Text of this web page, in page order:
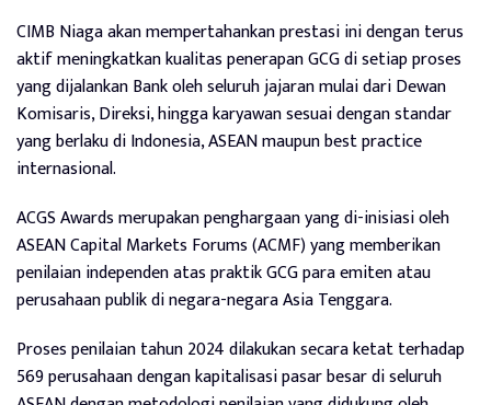
CIMB Niaga akan mempertahankan prestasi ini dengan terus
aktif meningkatkan kualitas penerapan GCG di setiap proses
yang dijalankan Bank oleh seluruh jajaran mulai dari Dewan
Komisaris, Direksi, hingga karyawan sesuai dengan standar
yang berlaku di Indonesia, ASEAN maupun best practice
internasional.
ACGS Awards merupakan penghargaan yang di-inisiasi oleh
ASEAN Capital Markets Forums (ACMF) yang memberikan
penilaian independen atas praktik GCG para emiten atau
perusahaan publik di negara-negara Asia Tenggara.
Proses penilaian tahun 2024 dilakukan secara ketat terhadap
569 perusahaan dengan kapitalisasi pasar besar di seluruh